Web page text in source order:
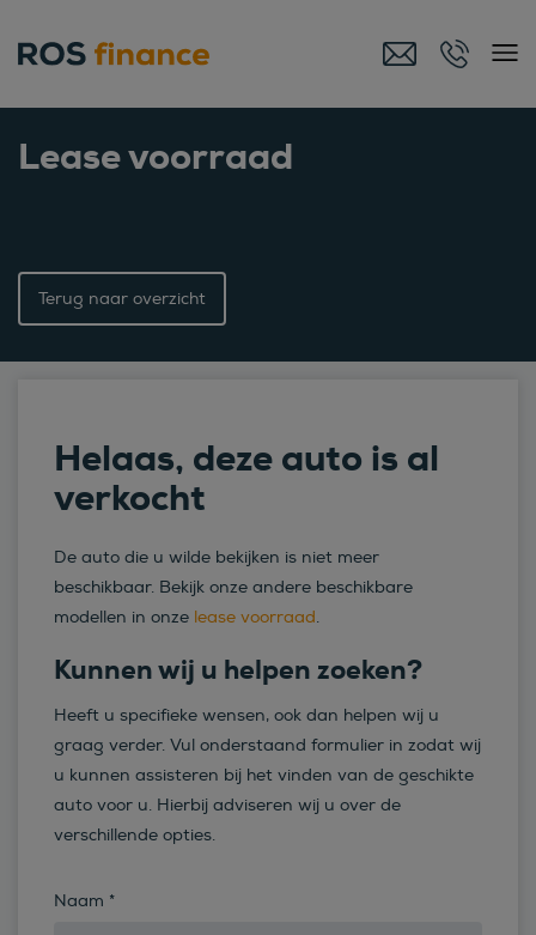
Lease voorraad
Terug naar overzicht
Helaas, deze auto is al
verkocht
De auto die u wilde bekijken is niet meer
beschikbaar. Bekijk onze andere beschikbare
modellen in onze lease voorraad.
Kunnen wij u helpen zoeken?
Heeft u specifieke wensen, ook dan helpen wij u
graag verder. Vul onderstaand formulier in zodat wij
u kunnen assisteren bij het vinden van de geschikte
auto voor u. Hierbij adviseren wij u over de
verschillende opties.
Naam *